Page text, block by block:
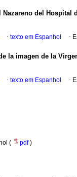
Nazareno del Hospital
· texto em Espanhol ·
la imagen de la
· texto em Espanhol ·
( pdf)